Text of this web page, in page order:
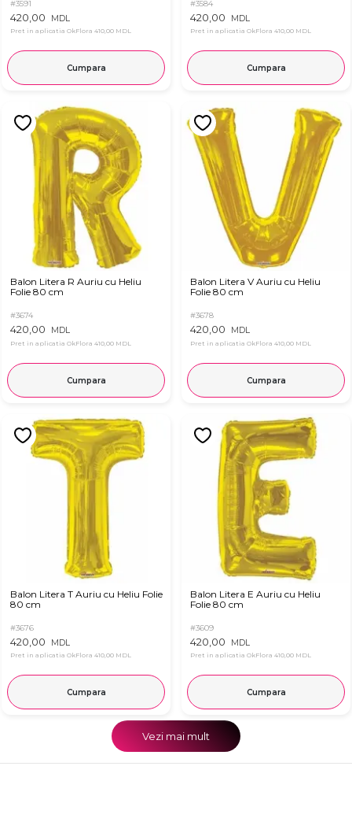
#3591
420,00 MDL
Pret in aplicatia OkFlora 410,00 MDL
Cumpara
#3584
420,00 MDL
Pret in aplicatia OkFlora 410,00 MDL
Cumpara
Balon Litera R Auriu cu Heliu
Folie 80 cm
#3674
420,00 MDL
Pret in aplicatia OkFlora 410,00 MDL
Cumpara
Balon Litera V Auriu cu Heliu
Folie 80 cm
#3678
420,00 MDL
Pret in aplicatia OkFlora 410,00 MDL
Cumpara
Balon Litera T Auriu cu Heliu Folie
80 cm
#3676
420,00 MDL
Pret in aplicatia OkFlora 410,00 MDL
Cumpara
Balon Litera E Auriu cu Heliu
Folie 80 cm
#3609
420,00 MDL
Pret in aplicatia OkFlora 410,00 MDL
Cumpara
Vezi mai mult